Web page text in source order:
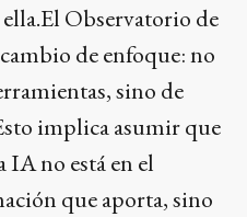
Observatorio de
de enfoque: no
sino de
implica asumir que
IA no está en el
que aporta, sino